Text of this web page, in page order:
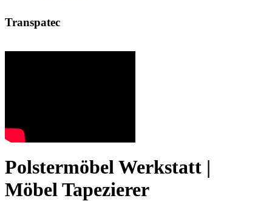
Transpatec
Polstermöbel Werkstatt |
Möbel Tapezierer